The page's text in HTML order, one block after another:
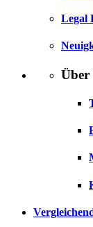
Legal
Über